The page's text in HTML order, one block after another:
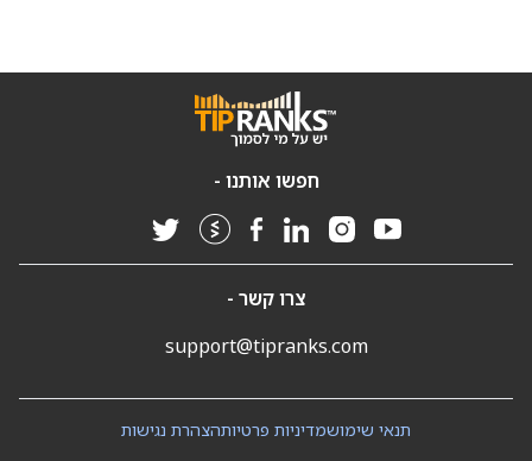
חפשו אותנו -
צרו קשר -
support@tipranks.com
הצהרת נגישותמדיניות פרטיותתנאי שימוש